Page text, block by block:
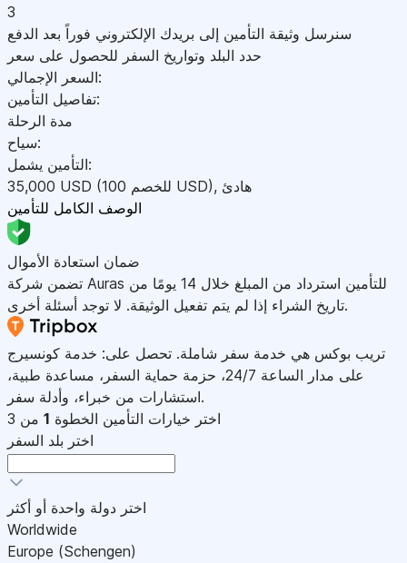
3
سنرسل وثيقة التأمين إلى بريدك الإلكتروني فوراً بعد الدفع
حدد البلد وتواريخ السفر للحصول على سعر
السعر الإجمالي:
تفاصيل التأمين:
مدة الرحلة
سياح:
التأمين يشمل:
35,000 USD USD), هادئ
الوصف الكامل للتأمين
ضمان استعادة الأموال
تضمن شركة Auras للتأمين استرداد من المبلغ خلال 14 يومًا من
تاريخ الشراء إذا لم يتم تفعيل الوثيقة. لا توجد أسئلة أخرى.
تريب بوكس هي خدمة سفر شاملة. تحصل على: خدمة كونسيرج
على مدار الساعة 24/7، حزمة حماية السفر، مساعدة طبية،
استشارات من خبراء، وأدلة سفر.
اختر خيارات التأمين الخطوة 1 من 3
اختر بلد السفر
اختر دولة واحدة أو أكثر
Worldwide
Europe (Schengen)